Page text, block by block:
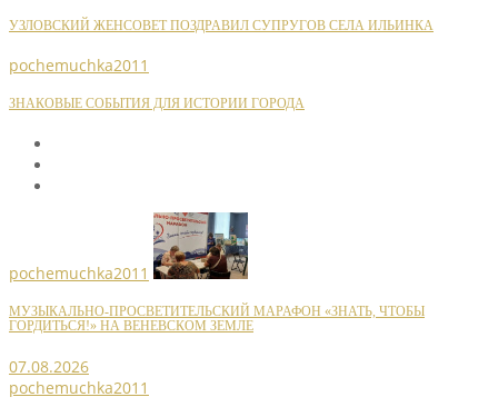
УЗЛОВСКИЙ ЖЕНСОВЕТ ПОЗДРАВИЛ СУПРУГОВ СЕЛА ИЛЬИНКА
pochemuchka2011
ЗНАКОВЫЕ СОБЫТИЯ ДЛЯ ИСТОРИИ ГОРОДА
pochemuchka2011
МУЗЫКАЛЬНО-ПРОСВЕТИТЕЛЬСКИЙ МАРАФОН «ЗНАТЬ, ЧТОБЫ
ГОРДИТЬСЯ!» НА ВЕНЕВСКОМ ЗЕМЛЕ
07.08.2026
pochemuchka2011